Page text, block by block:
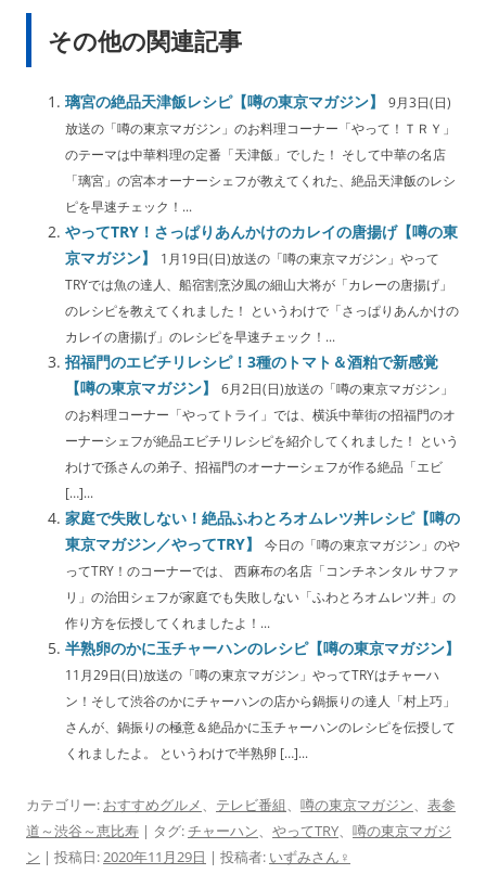
その他の関連記事
璃宮の絶品天津飯レシピ【噂の東京マガジン】
9月3日(日)
放送の「噂の東京マガジン」のお料理コーナー「やって！ＴＲＹ」
のテーマは中華料理の定番「天津飯」でした！ そして中華の名店
「璃宮」の宮本オーナーシェフが教えてくれた、絶品天津飯のレシ
ピを早速チェック！...
やってTRY！さっぱりあんかけのカレイの唐揚げ【噂の東
京マガジン】
1月19日(日)放送の「噂の東京マガジン」やって
TRYでは魚の達人、船宿割烹汐風の細山大将が「カレーの唐揚げ」
のレシピを教えてくれました！ というわけで「さっぱりあんかけの
カレイの唐揚げ」のレシピを早速チェック！...
招福門のエビチリレシピ！3種のトマト＆酒粕で新感覚
【噂の東京マガジン】
6月2日(日)放送の「噂の東京マガジン」
のお料理コーナー「やってトライ」では、横浜中華街の招福門のオ
ーナーシェフが絶品エビチリレシピを紹介してくれました！ という
わけで孫さんの弟子、招福門のオーナーシェフが作る絶品「エビ
[…]...
家庭で失敗しない！絶品ふわとろオムレツ丼レシピ【噂の
東京マガジン／やってTRY】
今日の「噂の東京マガジン」のや
ってTRY！のコーナーでは、 西麻布の名店「コンチネンタル サファ
リ」の治田シェフが家庭でも失敗しない「ふわとろオムレツ丼」の
作り方を伝授してくれましたよ！...
半熟卵のかに玉チャーハンのレシピ【噂の東京マガジン】
11月29日(日)放送の「噂の東京マガジン」やってTRYはチャーハ
ン！そして渋谷のかにチャーハンの店から鍋振りの達人「村上巧」
さんが、鍋振りの極意＆絶品かに玉チャーハンのレシピを伝授して
くれましたよ。 というわけで半熟卵 […]...
カテゴリー: おすすめグルメ、 テレビ番組、 噂の東京マガジン、 表参
道～渋谷～恵比寿 | タグ:チャーハン、 やってTRY、 噂の東京マガジ
ン | 投稿日:2020年11月29日 | 投稿者: いずみさん♀